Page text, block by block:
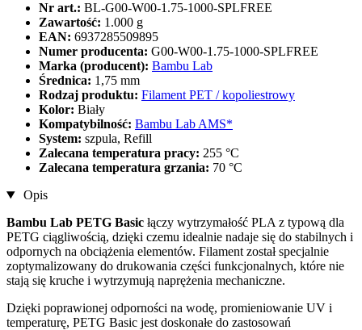
Nr art.: BL-G00-W00-1.75-1000-SPLFREE
Zawartość: 1.000 g
EAN: 6937285509895
Numer producenta: G00-W00-1.75-1000-SPLFREE
Marka (producent): Bambu Lab
Średnica: 1,75 mm
Rodzaj produktu: Filament PET / kopoliestrowy
Kolor: Biały
Kompatybilność: Bambu Lab AMS*
System: szpula, Refill
Zalecana temperatura pracy: 255 °C
Zalecana temperatura grzania: 70 °C
Opis
Bambu Lab PETG Basic łączy wytrzymałość PLA z typową dla
PETG ciągliwością, dzięki czemu idealnie nadaje się do stabilnych i
odpornych na obciążenia elementów. Filament został specjalnie
zoptymalizowany do drukowania części funkcjonalnych, które nie
stają się kruche i wytrzymują naprężenia mechaniczne.
Dzięki poprawionej odporności na wodę, promieniowanie UV i
temperaturę, PETG Basic jest doskonałe do zastosowań